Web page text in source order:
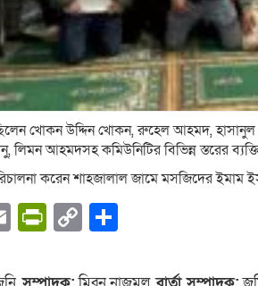
খোকন উদ্দিন খোকন, রুহেল আহমদ,
আহমদসহ কমিউনিটির বিভিন্ন স্তরের
করেন শাহজালাল জামে মসজিদের
EmailPrintFriendly
Copy